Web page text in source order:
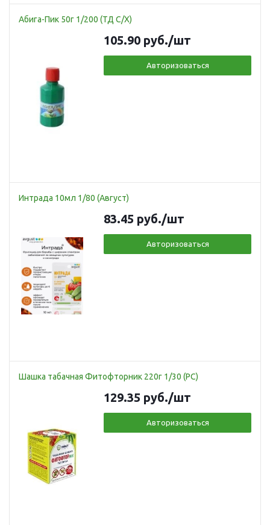
Абига-Пик 50г 1/200 (ТД С/Х)
105.90 руб./шт
Авторизоваться
Интрада 10мл 1/80 (Август)
83.45 руб./шт
Авторизоваться
Шашка табачная Фитофторник 220г 1/30 (РС)
129.35 руб./шт
Авторизоваться